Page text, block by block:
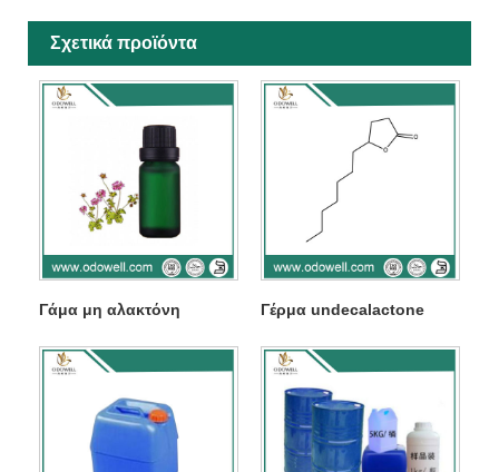
Σχετικά προϊόντα
Γάμα μη αλακτόνη Γέρμα undecalactone